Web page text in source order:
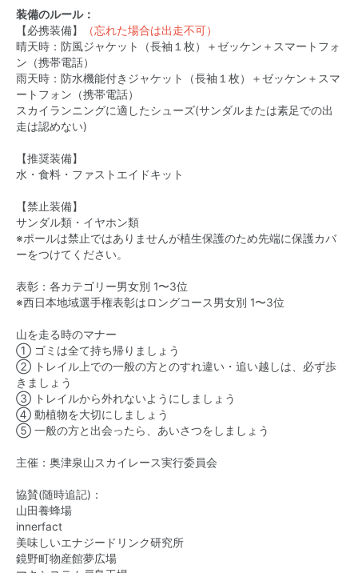
装備のルール：
【必携装備】
（忘れた場合は出走不可）
晴天時：防風ジャケット（長袖１枚）＋ゼッケン＋スマートフォ
ン（携帯電話）
雨天時：防水機能付きジャケット（長袖１枚）＋ゼッケン＋スマ
ートフォン（携帯電話）
スカイランニングに適したシューズ(サンダルまたは素足での出
走は認めない)
【推奨装備】
水・食料・ファストエイドキット
【禁止装備】
サンダル類・イヤホン類
※ポールは禁止ではありませんが植生保護のため先端に保護カバ
ーをつけてください。
表彰：各カテゴリー男女別 1〜3位
※西日本地域選手権表彰はロングコース男女別 1〜3位
山を走る時のマナー
① ゴミは全て持ち帰りましょう
② トレイル上での一般の方とのすれ違い・追い越しは、必ず歩
きましょう
③ トレイルから外れないようにしましょう
④ 動植物を大切にしましょう
⑤ 一般の方と出会ったら、あいさつをしましょう
主催：奥津泉山スカイレース実行委員会
協賛(随時追記)：
山田養蜂場
innerfact
美味しいエナジードリンク研究所
鏡野町物産館夢広場